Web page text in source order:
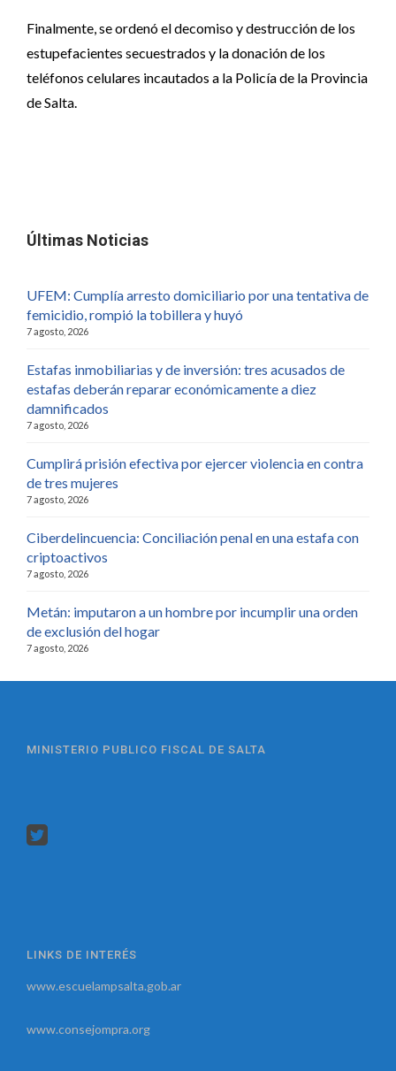
Finalmente, se ordenó el decomiso y destrucción de los
estupefacientes secuestrados y la donación de los
teléfonos celulares incautados a la Policía de la Provincia
de Salta.
Últimas Noticias
UFEM: Cumplía arresto domiciliario por una tentativa de
femicidio, rompió la tobillera y huyó
7 agosto, 2026
Estafas inmobiliarias y de inversión: tres acusados de
estafas deberán reparar económicamente a diez
damnificados
7 agosto, 2026
Cumplirá prisión efectiva por ejercer violencia en contra
de tres mujeres
7 agosto, 2026
Ciberdelincuencia: Conciliación penal en una estafa con
criptoactivos
7 agosto, 2026
Metán: imputaron a un hombre por incumplir una orden
de exclusión del hogar
7 agosto, 2026
MINISTERIO PUBLICO FISCAL DE SALTA
LINKS DE INTERÉS
www.escuelampsalta.gob.ar
www.consejompra.org